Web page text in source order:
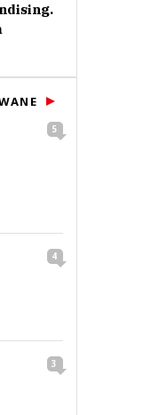
5
4
3